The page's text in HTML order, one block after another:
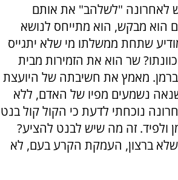
לאחרונה "לשלהב" את אותם
הוא מבקש, הוא מתייחס לנושא
שתחת ממשלתו מי שלא יתגייס
שר הוא את הזמירות מבית
מאמץ את חשיבתה של היועצת
נשמעים מפיו של האדם, ללא
נוכחתי לדעת כי הקול קול בנט
ולפיד. זה מה שיש לבנט להציע?
ברצון, העמקת הקרע בעם, לא